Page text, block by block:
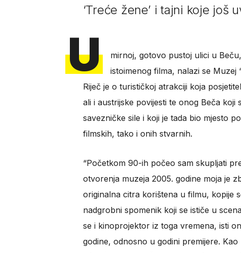
‘Treće žene’ i tajni koje još
U
mirnoj, gotovo pustoj ulici u
istoimenog filma, nalazi se Muzej
Riječ je o turističkoj atrakciji koja
ali i austrijske povijesti te onog Beča
savezničke sile i koji je tada bio mjesto
filmskih, tako i onih stvarnih.
“Početkom 90-ih počeo sam skupljati
otvorenja muzeja 2005. godine moja je
originalna citra korištena u filmu, kopije
nadgrobni spomenik koji se ističe u
se i kinoprojektor iz toga vremena, isti
godine, odnosno u godini premijere.